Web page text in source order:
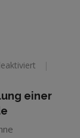
Entwicklung
einer